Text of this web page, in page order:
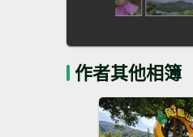
作者其他相簿